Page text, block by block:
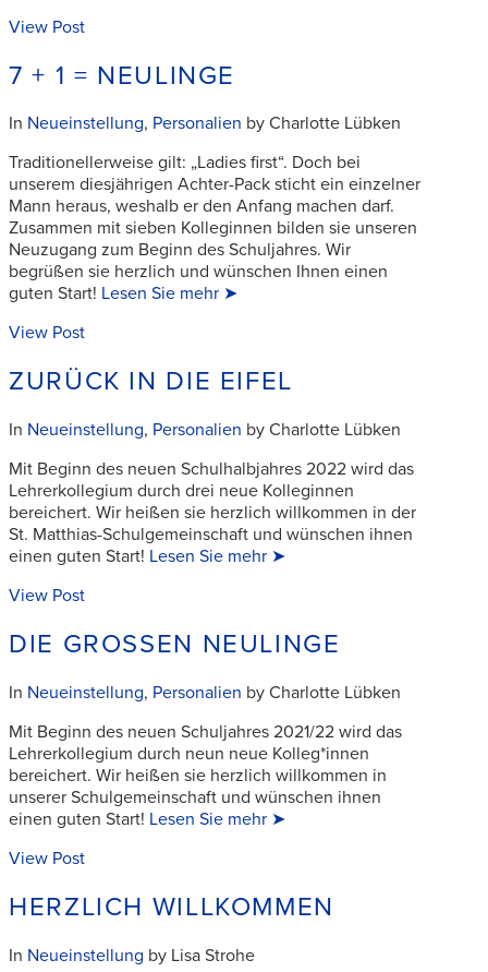
View Post
7 + 1 = NEULINGE
In Neueinstellung, Personalien by Charlotte Lübken
Traditionellerweise gilt: „Ladies first“. Doch bei
unserem diesjährigen Achter-Pack sticht ein einzelner
Mann heraus, weshalb er den Anfang machen darf.
Zusammen mit sieben Kolleginnen bilden sie unseren
Neuzugang zum Beginn des Schuljahres. Wir
begrüßen sie herzlich und wünschen Ihnen einen
guten Start! Lesen Sie mehr ➤
View Post
ZURÜCK IN DIE EIFEL
In Neueinstellung, Personalien by Charlotte Lübken
Mit Beginn des neuen Schulhalbjahres 2022 wird das
Lehrerkollegium durch drei neue Kolleginnen
bereichert. Wir heißen sie herzlich willkommen in der
St. Matthias-Schulgemeinschaft und wünschen ihnen
einen guten Start! Lesen Sie mehr ➤
View Post
DIE GROSSEN NEULINGE
In Neueinstellung, Personalien by Charlotte Lübken
Mit Beginn des neuen Schuljahres 2021/22 wird das
Lehrerkollegium durch neun neue Kolleg*innen
bereichert. Wir heißen sie herzlich willkommen in
unserer Schulgemeinschaft und wünschen ihnen
einen guten Start! Lesen Sie mehr ➤
View Post
HERZLICH WILLKOMMEN
In Neueinstellung by Lisa Strohe